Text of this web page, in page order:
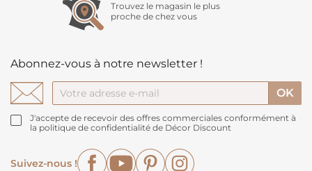
Trouvez le magasin le plus
proche de chez vous
Abonnez-vous à notre newsletter !
J'accepte de recevoir des offres commerciales conformément à
la politique de confidentialité de Décor Discount
Suivez-nous !
FacebookYouTubePinterest